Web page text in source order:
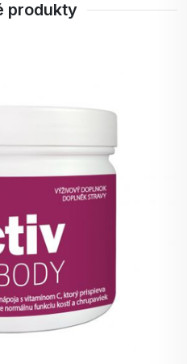
ml vody.
denní dávku. Tento
ženy a děti do 3 let.
místě při teplotě do
dětí.
hyaluronovou,
a MSM. Podpora
ACTIV No1 500 ml.
produkty